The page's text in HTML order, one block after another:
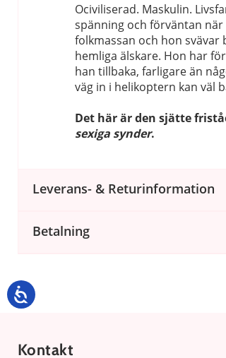
Ociviliserad. Maskulin.
spänning och förväntan
folkmassan och hon
hemliga älskare. Hon har
han tillbaka, farligare än
väg in i helikoptern kan väl
Det här är den sjätte
sexiga synder.
Leverans- & Returinformation
Betalning
Kontakt